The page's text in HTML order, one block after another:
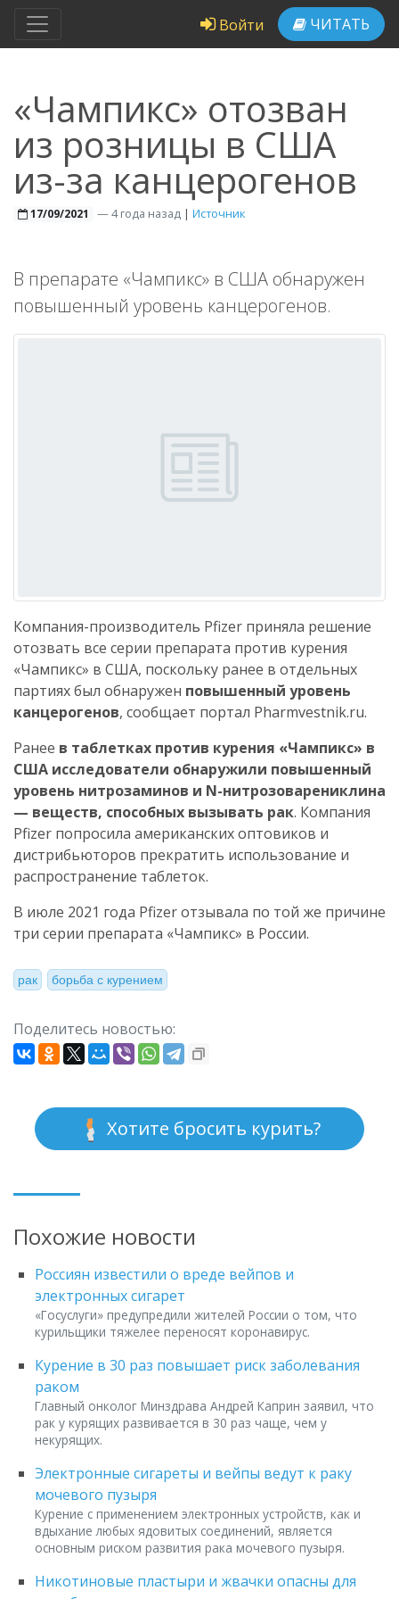
Войти ЧИТАТЬ
«Чампикс» отозван
из розницы в США
из-за канцерогенов
17/09/2021 —4 года назад | Источник
В препарате «Чампикс» в США обнаружен
повышенный уровень канцерогенов.
Компания-производитель Pfizer приняла решение
отозвать все серии препарата против курения
«Чампикс» в США, поскольку ранее в отдельных
партиях был обнаружен повышенный уровень
канцерогенов, сообщает портал Pharmvestnik.ru.
Ранее в таблетках против курения «Чампикс» в
США исследователи обнаружили повышенный
уровень нитрозаминов и N-нитрозоварениклина
— веществ, способных вызывать рак. Компания
Pfizer попросила американских оптовиков и
дистрибьюторов прекратить использование и
распространение таблеток.
В июле 2021 года Pfizer отзывала по той же причине
три серии препарата «Чампикс» в России.
рак борьба с курением
Поделитесь новостью:
Хотите бросить курить?
Похожие новости
Россиян известили о вреде вейпов и
электронных сигарет
«Госуслуги» предупредили жителей России о том, что
курильщики тяжелее переносят коронавирус.
Курение в 30 раз повышает риск заболевания
раком
Главный онколог Минздрава Андрей Каприн заявил, что
рак у курящих развивается в 30 раз чаще, чем у
некурящих.
Электронные сигареты и вейпы ведут к раку
мочевого пузыря
Курение с применением электронных устройств, как и
вдыхание любых ядовитых соединений, является
основным риском развития рака мочевого пузыря.
Никотиновые пластыри и жвачки опасны для